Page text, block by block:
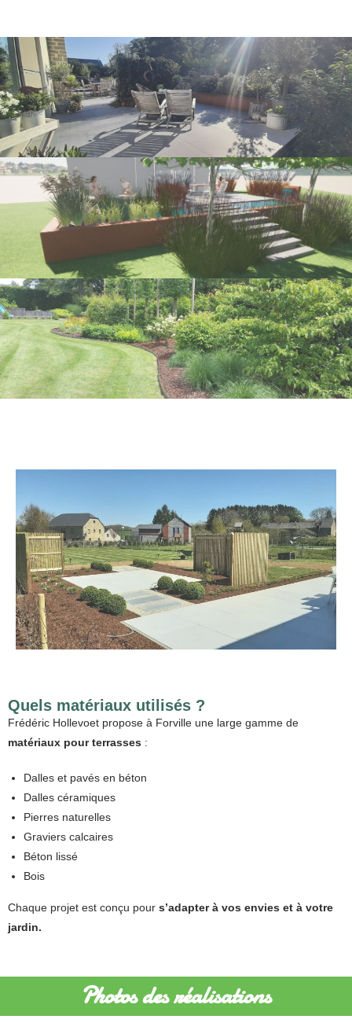
Quels matériaux utilisés ?
Frédéric Hollevoet propose à Forville une large gamme de
matériaux pour terrasses :
Dalles et pavés en béton
Dalles céramiques
Pierres naturelles
Graviers calcaires
Béton lissé
Bois
Chaque projet est conçu pour s’adapter à vos envies et à votre
jardin.
Photos des réalisations